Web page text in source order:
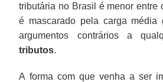
tributária no Brasil é menor entre
é mascarado pela carga média
argumentos contrários a
tributos.
A forma com que venha a ser